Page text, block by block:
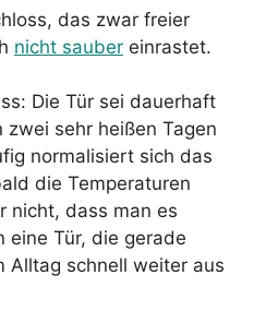
das zwar freier
nicht sauber einrastet.
Die Tür sei dauerhaft
sehr heißen Tagen
normalisiert sich das
die Temperaturen
nicht, dass man es
eine Tür, die gerade
Alltag schnell weiter aus